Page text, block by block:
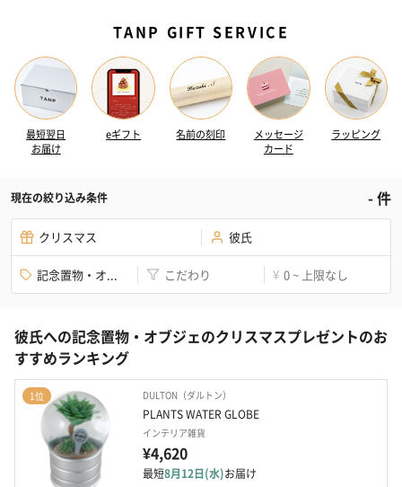
TANP GIFT SERVICE
最短翌日
お届け
eギフト 名前の刻印
メッセージ
カード
ラッピング
現在の絞り込み条件 -件
クリスマス 彼氏
記念置物・オ... こだわり ¥ 0 ~ 上限なし
彼氏への記念置物・オブジェのクリスマスプレゼントのお
すすめランキング
1位 DULTON（ダルトン）
PLANTS WATER GLOBE
インテリア雑貨
¥4,620
最短8月12日(水)お届け